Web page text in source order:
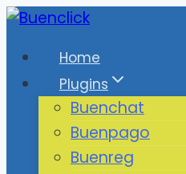
Saltar
contenido
Home
Plugins
Buenchat
Buenpago
Buenreg